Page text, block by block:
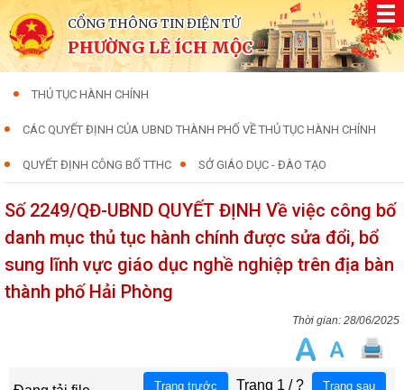
CỔNG THÔNG TIN ĐIỆN TỬ
PHƯỜNG LÊ ÍCH MỘC
THỦ TỤC HÀNH CHÍNH
CÁC QUYẾT ĐỊNH CỦA UBND THÀNH PHỐ VỀ THỦ TỤC HÀNH CHÍNH
QUYẾT ĐỊNH CÔNG BỐ TTHC SỞ GIÁO DỤC - ĐÀO TẠO
Số 2249/QĐ-UBND QUYẾT ĐỊNH Về việc công bố
danh mục thủ tục hành chính được sửa đổi, bổ
sung lĩnh vực giáo dục nghề nghiệp trên địa bàn
thành phố Hải Phòng
28/06/2025